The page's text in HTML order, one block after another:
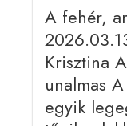
A fehér,
Krisztina
unalmas
egyik